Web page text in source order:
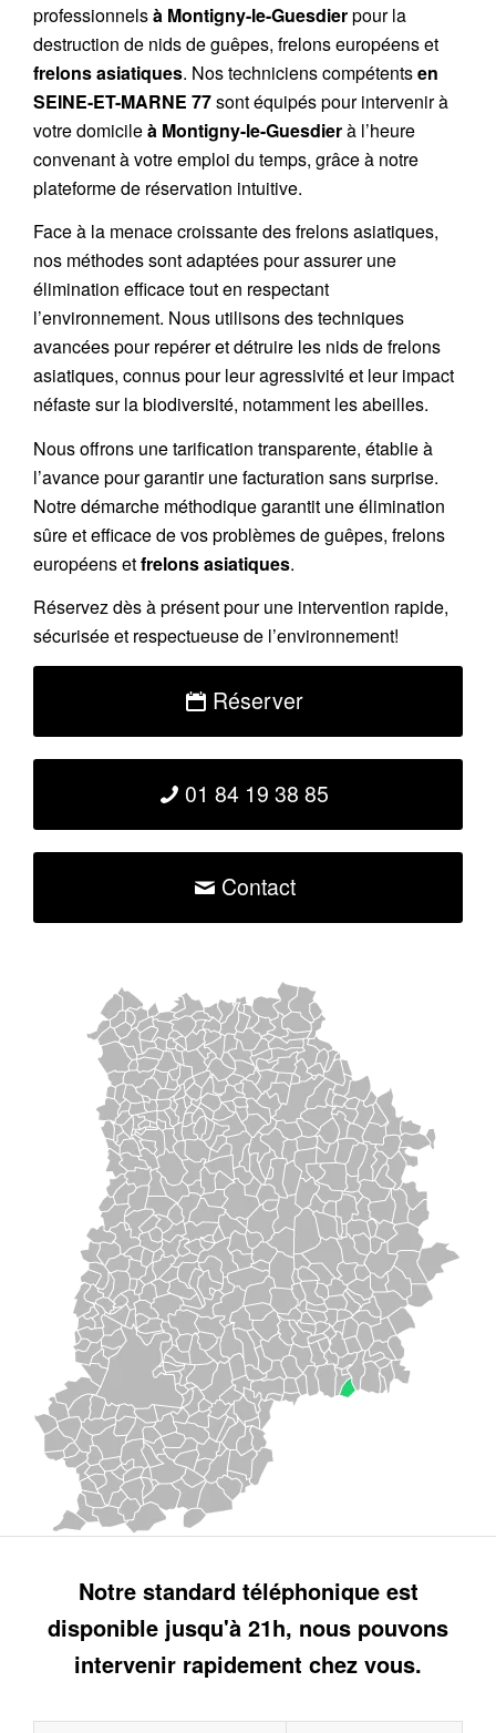
professionnelsà Montigny-le-Guesdierpour la
destruction de nids de guêpes, frelons européenset
frelons asiatiques. Nos techniciens compétentsen
SEINE-ET-MARNE 77sont équipés pour intervenir à
votre domicileà Montigny-le-Guesdierà l’heure
convenant à votre emploi du temps, grâce à notre
plateforme de réservation intuitive.
Face à la menace croissante des frelons asiatiques,
nos méthodes sont adaptées pour assurer une
élimination efficace tout en respectant
l’environnement. Nous utilisons des techniques
avancées pour repérer et détruire les nids defrelons
asiatiques, connus pour leur agressivité et leur impact
néfaste sur la biodiversité, notamment les abeilles.
Nous offrons unetarification transparente, établie à
l’avance pour garantir une facturation sans surprise.
Notre démarche méthodique garantit une élimination
sûre et efficace de vos problèmes de guêpes, frelons
européens etfrelons asiatiques.
Réservezdès à présent pour une intervention rapide,
sécurisée et respectueuse de l’environnement!
Réserver
01 84 19 38 85
Contact
Notre standard téléphonique est
disponible jusqu'à 21h, nous pouvons
intervenir rapidement chez vous.